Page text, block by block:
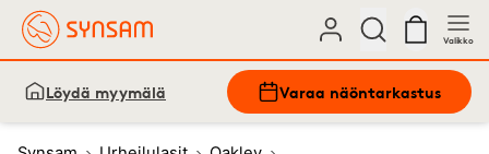
Valikko
Löydä myymälä Varaa näöntarkastus